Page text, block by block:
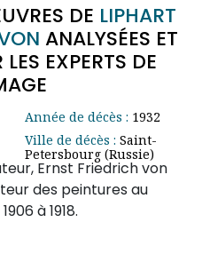
DE LIPHART
ANALYSÉES ET
EXPERTS DE
Année de décès : 1932
Ville de décès : Saint-
Petersbourg (Russie)
Ernst Friedrich von
des peintures au
à 1918.